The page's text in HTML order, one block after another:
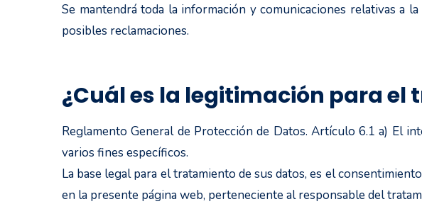
Se mantendrá toda la información y comunicaciones relativas a
posibles reclamaciones.
¿Cuál es la legitimación para el
Reglamento General de Protección de Datos. Artículo 6.1 a) El
varios fines específicos.
La base legal para el tratamiento de sus datos, es el
en la presente página web, perteneciente al responsable del